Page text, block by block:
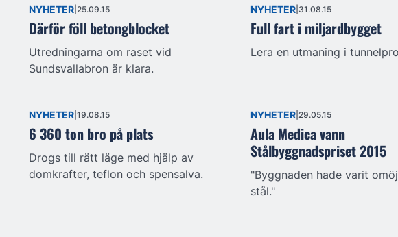
NYHETER 25.09.15
Därför föll betongblocket
Utredningarna om raset vid
Sundsvallabron är klara.
NYHETER 31.08.15
Full fart i miljardbygget
Lera en utmaning i
NYHETER 19.08.15
6 360 ton bro på plats
Drogs till rätt läge med hjälp av
domkrafter, teflon och spensalva.
NYHETER 29.05.15
Aula Medica vann
Stålbyggnadspriset 2015
"Byggnaden hade varit
stål."